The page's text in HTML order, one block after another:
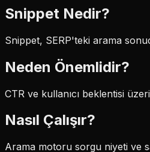
Snippet Nedir?
Snippet, SERP'teki arama
Neden Önemlidir?
CTR ve kullanıcı beklentisi
Nasıl Çalışır?
Arama motoru sorgu niyeti ve